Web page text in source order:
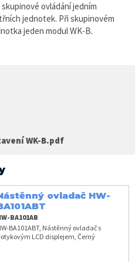
ovládání jedním
jednotek. Při skupinovém
jeden modul WK-B.
WK-B.pdf
ovladač HW-
BA101AB
BA101ABT, Nástěnný ovladač s
LCD displejem, Černý